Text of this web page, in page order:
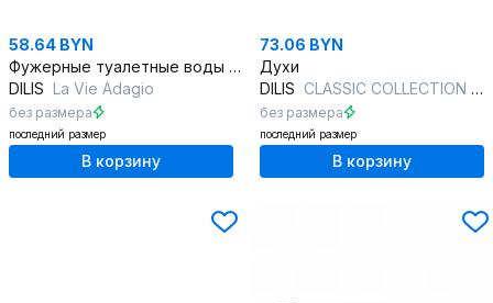
58.64 BYN
Фужерные туалетные воды ADAGIO для мужчин 100 мл
DILIS La Vie Adagio
без размера
последний размер
В корзину
73.06 BYN
Духи
DILIS CLASSIC COLLECTION №45
без размера
последний размер
В корзину